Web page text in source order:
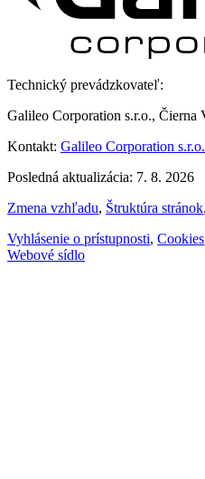
Technický prevádzkovateľ:
Galileo Corporation s.r.o., Čierna
Kontakt: Galileo Corporation s.r.o.
Posledná aktualizácia: 7. 8. 2026
Zmena vzhľadu, Štruktúra stránok,
Vyhlásenie o prístupnosti, Cookies
Webové sídlo